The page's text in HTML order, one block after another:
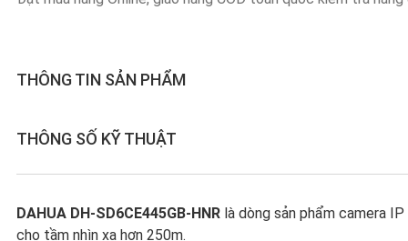
THÔNG TIN SẢN PHẨM
THÔNG SỐ KỸ THUẬT
DAHUA DH-SD6CE445GB-HNR là dòng sản phẩm camera
cho tầm nhìn xa hơn 250m.